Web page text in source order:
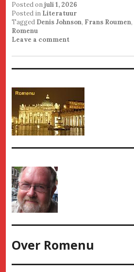
Posted onjuli 1, 2026
Posted in Literatuur
Tagged Denis Johnson, Frans Roumen,
Romenu
Leave a comment
Over Romenu